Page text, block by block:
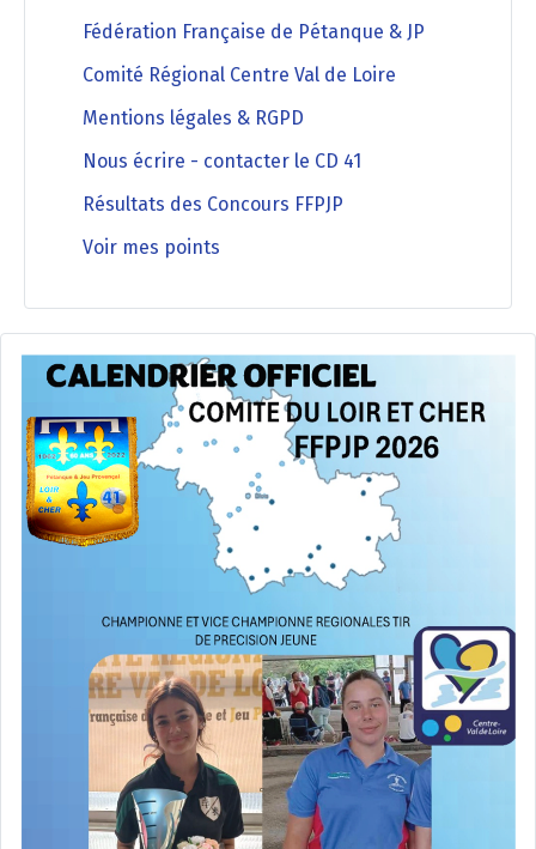
Fédération Française de Pétanque & JP
Comité Régional Centre Val de Loire
Mentions légales & RGPD
Nous écrire - contacter le CD 41
Résultats des Concours FFPJP
Voir mes points